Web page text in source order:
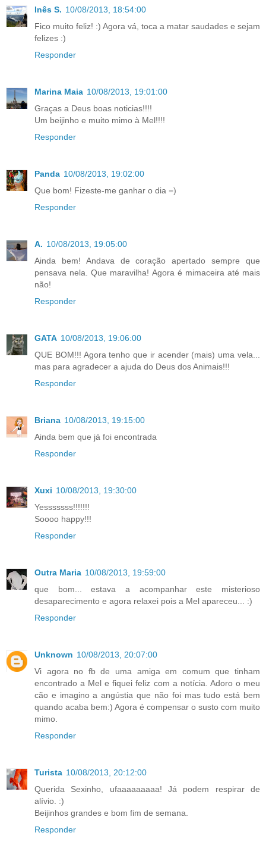
Inês S. 10/08/2013, 18:54:00
Fico muito feliz! :) Agora vá, toca a matar saudades e sejam
felizes :)
Responder
Marina Maia 10/08/2013, 19:01:00
Graças a Deus boas noticias!!!!
Um beijinho e muito mimo à Mel!!!!
Responder
Panda 10/08/2013, 19:02:00
Que bom! Fizeste-me ganhar o dia =)
Responder
A. 10/08/2013, 19:05:00
Ainda bem! Andava de coração apertado sempre que
pensava nela. Que maravilha! Agora é mimaceira até mais
não!
Responder
GATA 10/08/2013, 19:06:00
QUE BOM!!! Agora tenho que ir acender (mais) uma vela...
mas para agradecer a ajuda do Deus dos Animais!!!
Responder
Briana 10/08/2013, 19:15:00
Ainda bem que já foi encontrada
Responder
Xuxi 10/08/2013, 19:30:00
Yesssssss!!!!!!!
Soooo happy!!!
Responder
Outra Maria 10/08/2013, 19:59:00
que bom... estava a acompanhar este misterioso
desaparecimento e agora relaxei pois a Mel apareceu... :)
Responder
Unknown 10/08/2013, 20:07:00
Vi agora no fb de uma amiga em comum que tinham
encontrado a Mel e fiquei feliz com a notícia. Adoro o meu
cão e imagino a angústia que não foi mas tudo está bem
quando acaba bem:) Agora é compensar o susto com muito
mimo.
Responder
Turista 10/08/2013, 20:12:00
Querida Sexinho, ufaaaaaaaaa! Já podem respirar de
alívio. :)
Beijinhos grandes e bom fim de semana.
Responder